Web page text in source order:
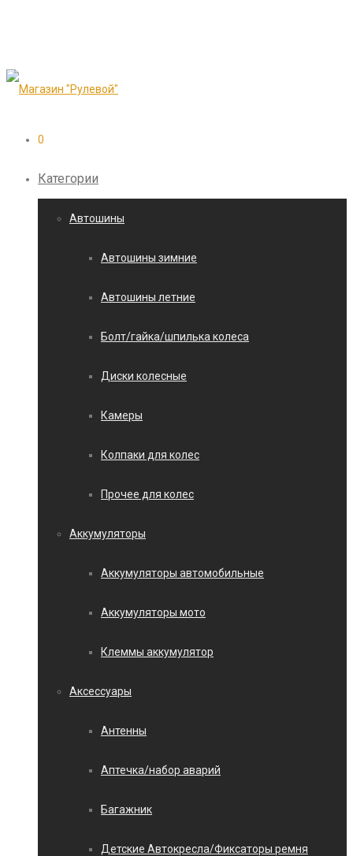
0
Категории
Автошины
Автошины зимние
Автошины летние
Болт/гайка/шпилька колеса
Диски колесные
Камеры
Колпаки для колес
Прочее для колес
Аккумуляторы
Аккумуляторы автомобильные
Аккумуляторы мото
Клеммы аккумулятор
Аксессуары
Антенны
Аптечка/набор аварий
Багажник
Детские Автокресла/Фиксаторы ремня